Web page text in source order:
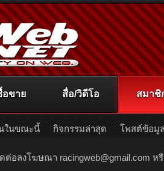
ต่อลงโฆษณา racingweb@gmail.com ห
อขาย สื่อ/วิดีโอ สมาชิ
ในขณะนี้ กิจกรรมล่าสุด โพสต์ข้อมู